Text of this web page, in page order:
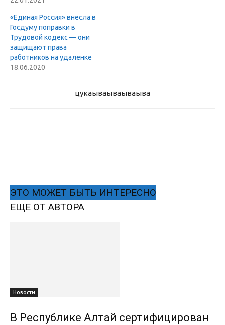
«Единая Россия» внесла в
Госдуму поправки в
Трудовой кодекс — они
защищают права
работников на удаленке
18.06.2020
цукаываываываыва
ЭТО МОЖЕТ БЫТЬ ИНТЕРЕСНО
ЕЩЕ ОТ АВТОРА
Новости
В Республике Алтай сертифицирован